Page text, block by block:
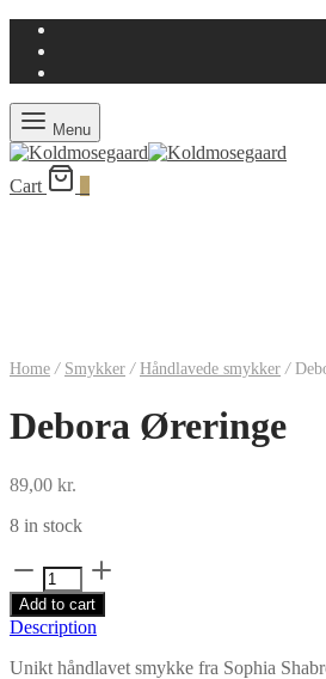
Menu
Cart
Home / Smykker / Håndlavede smykker /
Debora Øreringe
89,00 kr.
8 in stock
Debora
Øreringe
quantity
Add to cart
Description
Unikt håndlavet smykke fra Sophia